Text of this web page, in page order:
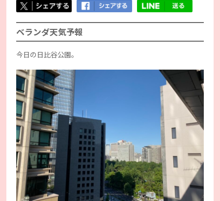
ベランダ天気予報
今日の日比谷公園。